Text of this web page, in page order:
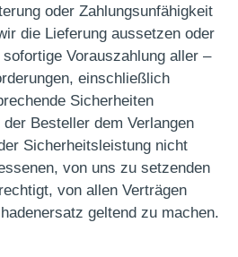
oder Zahlungsunfähigkeit
die Lieferung aussetzen oder
Vorauszahlung aller –
einschließlich
Sicherheiten
Besteller dem Verlangen
Sicherheitsleistung nicht
von uns zu setzenden
von allen Verträgen
geltend zu machen.